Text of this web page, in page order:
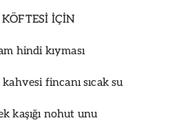
İÇİN
hindi kıyması
fincanı sıcak su
kaşığı nohut unu